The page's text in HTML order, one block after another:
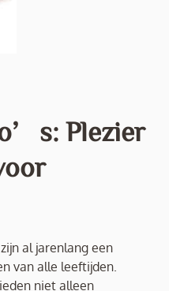
Plezier
al jarenlang een
van alle leeftijden.
niet alleen